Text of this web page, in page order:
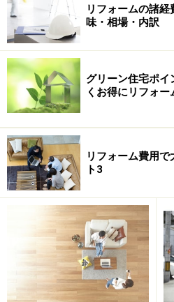
討して、面積を計算した上で
ましょう。
施工する際には、下地になる
上から下塗り材と上塗り材を
あたり2,500～6,500円くらい
のものは白色ですが、着色剤
らすさ」を添加したり、コテ
様々な壁が作れるのです。詳
をご覧になるか、リフォーム
でしょう。
【リフォーム予算】
材料費 25,000～65,000円（
次のページでは、外構の補修
リフォームの諸
味・相場・内訳
グリーン住宅ポ
くお得にリフォー
リフォーム費用
ト3